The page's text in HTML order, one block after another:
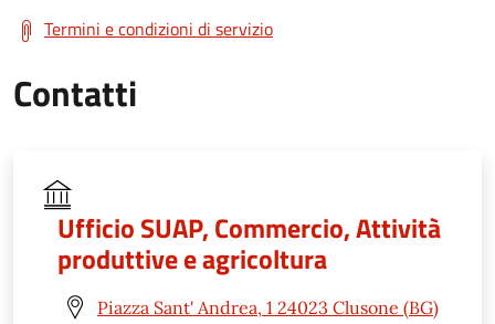
Termini e condizioni di servizio
Contatti
Ufficio SUAP, Commercio, Attività
produttive e agricoltura
Piazza Sant' Andrea, 1 24023 Clusone (BG)